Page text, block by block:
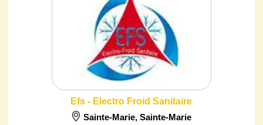
Efs - Electro Froid Sanitaire
Sainte-Marie,Sainte-Marie